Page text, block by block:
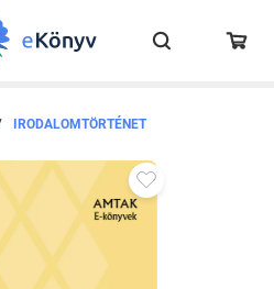
IRODALOMTÖRTÉNET